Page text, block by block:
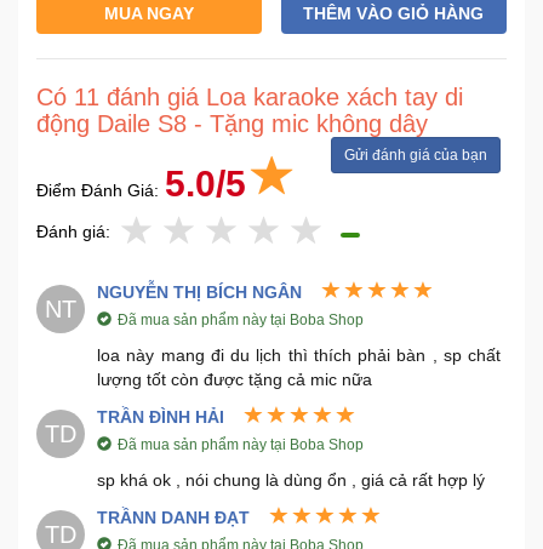
MUA NGAY THÊM VÀO GIỎ HÀNG
Có 11 đánh giá Loa karaoke xách tay di
động Daile S8 - Tặng mic không dây
Gửi đánh giá của bạn
Điểm Đánh Giá: 5.0/5
Đánh giá:
NT
NGUYỄN THỊ BÍCH NGÂN
Đã mua sản phẩm này tại Boba Shop
loa này mang đi du lịch thì thích phải bàn , sp chất
lượng tốt còn được tặng cả mic nữa
TD
TRẦN ĐÌNH HẢI
Đã mua sản phẩm này tại Boba Shop
sp khá ok , nói chung là dùng ổn , giá cả rất hợp lý
TD
TRẦNN DANH ĐẠT